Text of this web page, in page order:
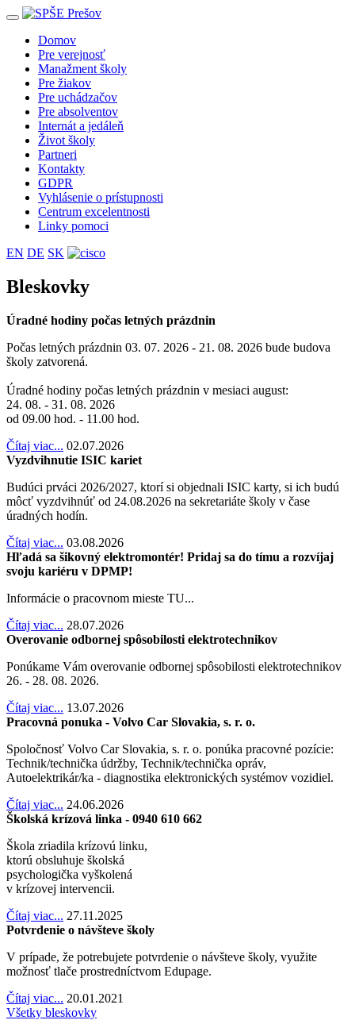
Toggle
navigationDomov
Pre verejnosť
Manažment školy
Pre žiakov
Pre uchádzačov
Pre absolventov
Internát a jedáleň
Život školy
Partneri
Kontakty
GDPR
Vyhlásenie o prístupnosti
Centrum excelentnosti
Linky pomoci
EN DE SK
Bleskovky
Úradné hodiny počas letných prázdnin
Počas letných prázdnin 03. 07. 2026 - 21. 08. 2026 bude budova
školy zatvorená.
Úradné hodiny počas letných prázdnin v mesiaci august:
24. 08. - 31. 08. 2026
od 09.00 hod. - 11.00 hod.
Čítaj viac... 02.07.2026
Vyzdvihnutie ISIC kariet
Budúci prváci 2026/2027, ktorí si objednali ISIC karty, si ich budú
môcť vyzdvihnúť od 24.08.2026 na sekretariáte školy v čase
úradných hodín.
Čítaj viac... 03.08.2026
Hľadá sa šikovný elektromontér! Pridaj sa do tímu a rozvíjaj
svoju kariéru v DPMP!
Informácie o pracovnom mieste TU...
Čítaj viac... 28.07.2026
Overovanie odbornej spôsobilosti elektrotechnikov
Ponúkame Vám overovanie odbornej spôsobilosti elektrotechnikov
26. - 28. 08. 2026.
Čítaj viac... 13.07.2026
Pracovná ponuka - Volvo Car Slovakia, s. r. o.
Spoločnosť Volvo Car Slovakia, s. r. o. ponúka pracovné pozície:
Technik/technička údržby, Technik/technička opráv,
Autoelektrikár/ka - diagnostika elektronických systémov vozidiel.
Čítaj viac... 24.06.2026
Školská krízová linka - 0940 610 662
Škola zriadila krízovú linku,
ktorú obsluhuje školská
psychologička vyškolená
v krízovej intervencii.
Čítaj viac... 27.11.2025
Potvrdenie o návšteve školy
V prípade, že potrebujete potvrdenie o návšteve školy, využite
možnosť tlače prostredníctvom Edupage.
Čítaj viac... 20.01.2021
Všetky bleskovky